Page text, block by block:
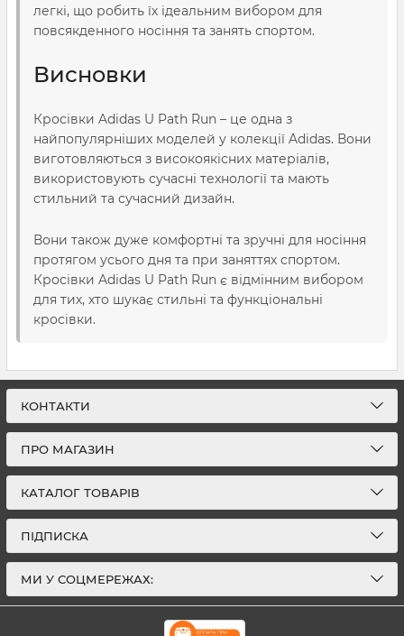
легкі, що робить їх ідеальним вибором для
повсякденного носіння та занять спортом.
Висновки
Кросівки Adidas U Path Run – це одна з
найпопулярніших моделей у колекції Adidas. Вони
виготовляються з високоякісних матеріалів,
використовують сучасні технології та мають
стильний та сучасний дизайн.
Вони також дуже комфортні та зручні для носіння
протягом усього дня та при заняттях спортом.
Кросівки Adidas U Path Run є відмінним вибором
для тих, хто шукає стильні та функціональні
кросівки.
КОНТАКТИ
ПРО МАГАЗИН
КАТАЛОГ ТОВАРІВ
ПІДПИСКА
МИ У СОЦМЕРЕЖАХ: